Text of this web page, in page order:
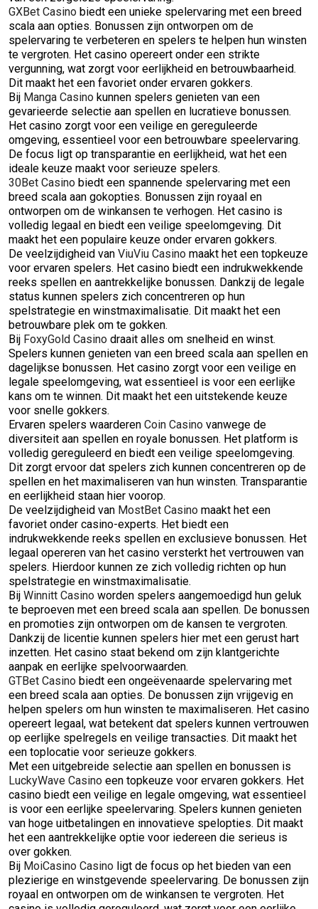
GXBet Casino biedt een unieke spelervaring met een breed
scala aan opties. Bonussen zijn ontworpen om de
spelervaring te verbeteren en spelers te helpen hun winsten
te vergroten. Het casino opereert onder een strikte
vergunning, wat zorgt voor eerlijkheid en betrouwbaarheid.
Dit maakt het een favoriet onder ervaren gokkers.
Bij Manga Casino kunnen spelers genieten van een
gevarieerde selectie aan spellen en lucratieve bonussen.
Het casino zorgt voor een veilige en gereguleerde
omgeving, essentieel voor een betrouwbare speelervaring.
De focus ligt op transparantie en eerlijkheid, wat het een
ideale keuze maakt voor serieuze spelers.
30Bet Casino biedt een spannende spelervaring met een
breed scala aan gokopties. Bonussen zijn royaal en
ontworpen om de winkansen te verhogen. Het casino is
volledig legaal en biedt een veilige speelomgeving. Dit
maakt het een populaire keuze onder ervaren gokkers.
De veelzijdigheid van ViuViu Casino maakt het een topkeuze
voor ervaren spelers. Het casino biedt een indrukwekkende
reeks spellen en aantrekkelijke bonussen. Dankzij de legale
status kunnen spelers zich concentreren op hun
spelstrategie en winstmaximalisatie. Dit maakt het een
betrouwbare plek om te gokken.
Bij FoxyGold Casino draait alles om snelheid en winst.
Spelers kunnen genieten van een breed scala aan spellen en
dagelijkse bonussen. Het casino zorgt voor een veilige en
legale speelomgeving, wat essentieel is voor een eerlijke
kans om te winnen. Dit maakt het een uitstekende keuze
voor snelle gokkers.
Ervaren spelers waarderen Coin Casino vanwege de
diversiteit aan spellen en royale bonussen. Het platform is
volledig gereguleerd en biedt een veilige speelomgeving.
Dit zorgt ervoor dat spelers zich kunnen concentreren op de
spellen en het maximaliseren van hun winsten. Transparantie
en eerlijkheid staan hier voorop.
De veelzijdigheid van MostBet Casino maakt het een
favoriet onder casino-experts. Het biedt een
indrukwekkende reeks spellen en exclusieve bonussen. Het
legaal opereren van het casino versterkt het vertrouwen van
spelers. Hierdoor kunnen ze zich volledig richten op hun
spelstrategie en winstmaximalisatie.
Bij Winnitt Casino worden spelers aangemoedigd hun geluk
te beproeven met een breed scala aan spellen. De bonussen
en promoties zijn ontworpen om de kansen te vergroten.
Dankzij de licentie kunnen spelers hier met een gerust hart
inzetten. Het casino staat bekend om zijn klantgerichte
aanpak en eerlijke spelvoorwaarden.
GTBet Casino biedt een ongeëvenaarde spelervaring met
een breed scala aan opties. De bonussen zijn vrijgevig en
helpen spelers om hun winsten te maximaliseren. Het casino
opereert legaal, wat betekent dat spelers kunnen vertrouwen
op eerlijke spelregels en veilige transacties. Dit maakt het
een toplocatie voor serieuze gokkers.
Met een uitgebreide selectie aan spellen en bonussen is
LuckyWave Casino een topkeuze voor ervaren gokkers. Het
casino biedt een veilige en legale omgeving, wat essentieel
is voor een eerlijke speelervaring. Spelers kunnen genieten
van hoge uitbetalingen en innovatieve spelopties. Dit maakt
het een aantrekkelijke optie voor iedereen die serieus is
over gokken.
Bij MoiCasino Casino ligt de focus op het bieden van een
plezierige en winstgevende speelervaring. De bonussen zijn
royaal en ontworpen om de winkansen te vergroten. Het